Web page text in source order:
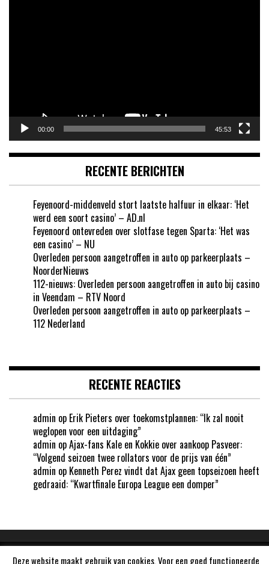
00:00 45:53
RECENTE BERICHTEN
Feyenoord-middenveld stort laatste halfuur in elkaar: ‘Het
werd een soort casino’ – AD.nl
Feyenoord ontevreden over slotfase tegen Sparta: ‘Het was
een casino’ – NU
Overleden persoon aangetroffen in auto op parkeerplaats –
NoorderNieuws
112-nieuws: Overleden persoon aangetroffen in auto bij casino
in Veendam – RTV Noord
Overleden persoon aangetroffen in auto op parkeerplaats –
112 Nederland
RECENTE REACTIES
admin op Erik Pieters over toekomstplannen: “Ik zal nooit
weglopen voor een uitdaging”
admin opAjax-fans Kale en Kokkie over aankoop Pasveer:
“Volgend seizoen twee rollators voor de prijs van één”
admin op Kenneth Perez vindt dat Ajax geen topseizoen heeft
gedraaid: “Kwartfinale Europa League een domper”
Deze website maakt gebruik van cookies. Voor een goed functioneerde